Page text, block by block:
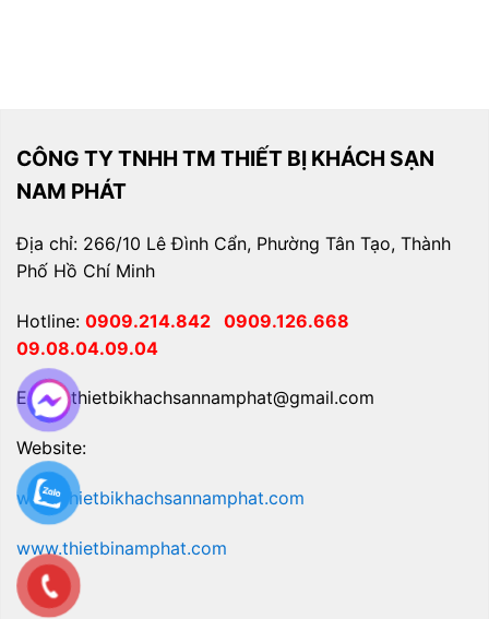
CÔNG TY TNHH TM THIẾT BỊ KHÁCH SẠN
NAM PHÁT
Địa chỉ: 266/10 Lê Đình Cẩn, Phường Tân Tạo, Thành
Phố Hồ Chí Minh
Hotline: 0909.214.842 0909.126.668
09.08.04.09.04
Email: thietbikhachsannamphat@gmail.com
Website:
www.thietbikhachsannamphat.com
www.thietbinamphat.com